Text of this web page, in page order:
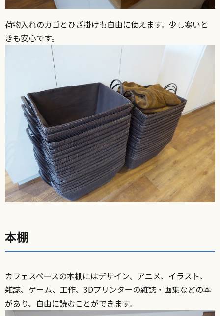
荷物入れのカゴとひざ掛けも自由に使えます。少し寒いと
きも安心です。
本棚
カフェスペースの本棚にはデザイン、アニメ、イラスト、
雑誌、ゲーム、工作、3Dプリンターの雑誌・画集などの本
があり、自由に読むことができます。